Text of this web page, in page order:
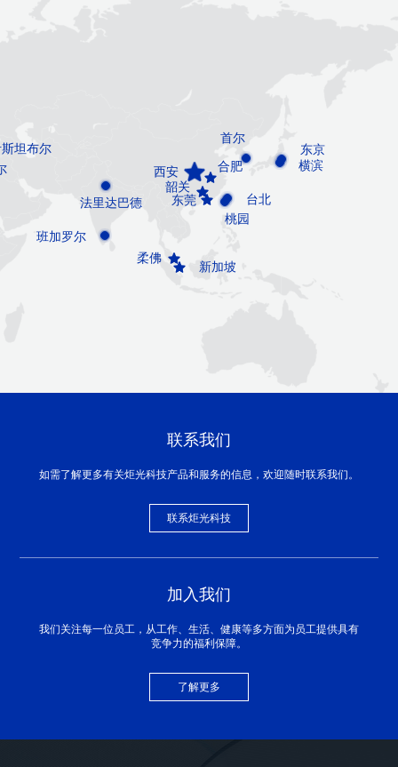
柔佛
合肥
韶关
法里达巴德
桃园
坦布尔
班加罗尔
新加坡
横滨
东京
首尔
台北
东莞
西安
联系我们
如需了解更多有关炬光科技产品和服务的信息，欢迎随时联系我们。
联系炬光科技
加入我们
我们关注每一位员工，从工作、生活、健康等多方面为员工提供具有
竞争力的福利保障。
了解更多